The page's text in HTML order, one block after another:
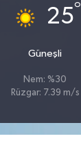
25°
Güneşli
Nem: %30
Rüzgar: 7.39 m/s